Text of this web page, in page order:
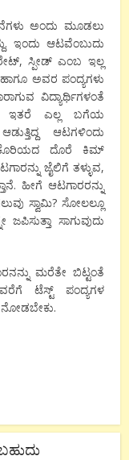
ಅಂದು ಮೂಡಲು
ಇಂದು ಆಟವೆಂಬುದು
,ಸ್ಪೀಡ್ ಎಂಬ ಇಲ್ಲ
ಹಾಗೂ ಅವರ ಪಂದ್ಯಗಳು
ವಿದ್ಯಾರ್ಥಿಗಳಂತೆ
ಇತರೆ ಎಲ್ಲ ಬಗೆಯ
ಆಟಗಳಿಂದು
ಕೊರಿಯದ ದೊರೆ ಕಿಮ್
ಜೈಲಿಗೆ ತಳ್ಳುವ,
ಹೀಗೆ ಆಟಗಾರರನ್ನು
ಸ್ವಾಮಿ? ಸೋಲಲ್ಲೂ
ಸಾಗುವುದು
ಮರೆತೇ ಬಿಟ್ಟಂತೆ
ಟೆಸ್ಟ್ ಪಂದ್ಯಗಳ
ನೋಡಬೇಕು.